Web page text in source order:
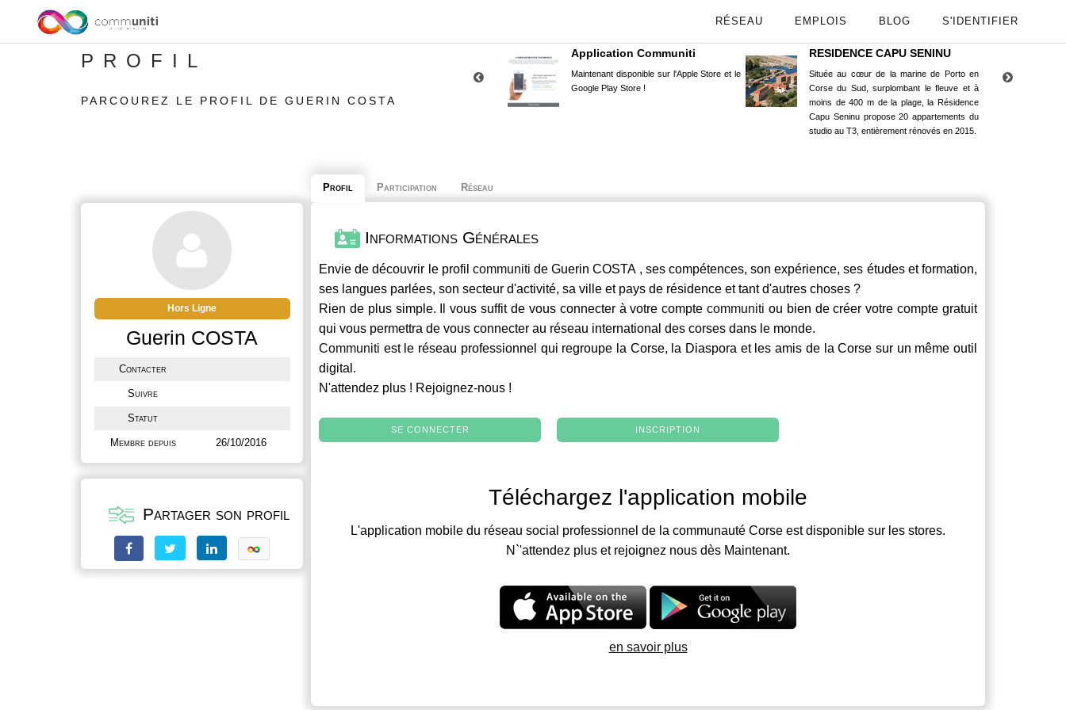
RÉSEAU EMPLOIS BLOG S'IDENTIFIER
PROFIL
PARCOUREZ LE PROFIL DE GUERIN COSTA
Application Communiti
Maintenant disponible sur l'Apple Store et le
Google Play Store !
RESIDENCE CAPU SENINU
Située au cœur de la marine de Porto en
Corse du Sud, surplombant le fleuve et à
moins de 400 m de la plage, la Résidence
Capu Seninu propose 20 appartements du
studio au T3, entièrement rénovés en 2015.
Hors Ligne
Guerin COSTA
Contacter
Suivre
Statut
Membre depuis 26/10/2016
Partager son profil
Profil Participation Réseau
Informations Générales
Envie de découvrir le profil communiti de Guerin COSTA , ses compétences, son expérience, ses études et formation,
ses langues parlées, son secteur d'activité, sa ville et pays de résidence et tant d'autres choses ?
Rien de plus simple. Il vous suffit de vous connecter à votre comptecommuniti ou bien de créer votre compte gratuit
qui vous permettra de vous connecter au réseau international des corses dans le monde.
Communiti est le réseau professionnel qui regroupe la Corse, la Diaspora et les amis de la Corse sur un même outil
digital.
N'attendez plus ! Rejoignez-nous !
SE CONNECTER INSCRIPTION
Téléchargez l'application mobile
L'application mobile du réseau social professionnel de la communauté Corse est disponible sur les stores.
N`'attendez plus et rejoignez nous dès Maintenant.
en savoir plus